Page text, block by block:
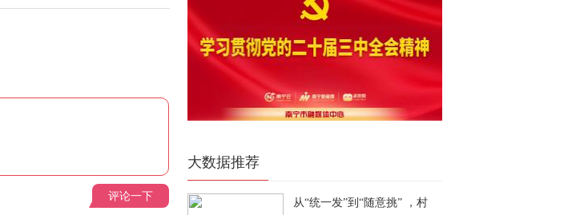
评论一下
大数据推荐
从“统一发”到“随意挑” ，村